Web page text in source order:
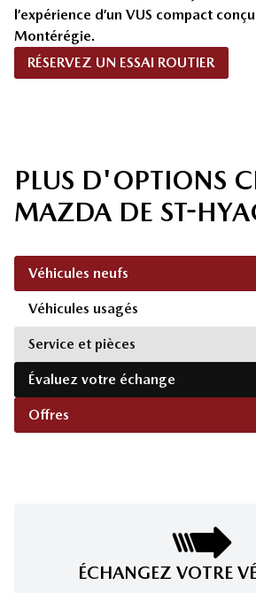
l’expérience d’un VUS compact
Montérégie.
RÉSERVEZ UN ESSAI ROUTIER
PLUS D'OPTIONS
MAZDA DE ST-
Véhicules neufs
Véhicules usagés
Service et pièces
Évaluez votre échange
Offres
ÉCHANGEZ VOTRE